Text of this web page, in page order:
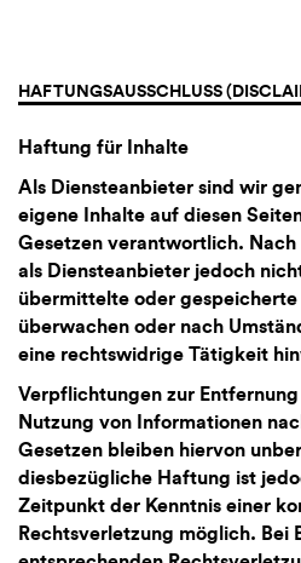
HAFTUNGSAUSSCHLUSS
Haftung für Inhalte
Als Diensteanbieter sind wir
eigene Inhalte auf diesen
Gesetzen verantwortlich. Nach
als Diensteanbieter jedoch
übermittelte oder
überwachen oder nach
eine rechtswidrige Tätigkeit
Verpflichtungen zur
Nutzung von Informationen
Gesetzen bleiben hiervon
diesbezügliche Haftung ist
Zeitpunkt der Kenntnis einer
Rechtsverletzung möglich. Bei